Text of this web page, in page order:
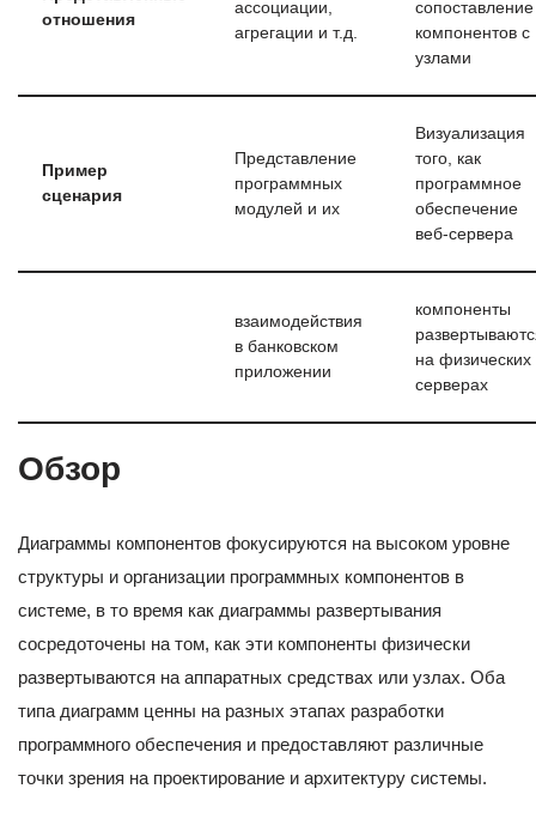
отношения
ассоциации,
агрегации и т.д.
сопоставление
компонентов с
узлами
Пример
сценария
Представление
программных
модулей и их
Визуализация
того, как
программное
обеспечение
веб-сервера
взаимодействия
в банковском
приложении
компоненты
на физических
серверах
Обзор
Диаграммы компонентов фокусируются на высоком уровне
структуры и организации программных компонентов в
системе, в то время как диаграммы развертывания
сосредоточены на том, как эти компоненты физически
развертываются на аппаратных средствах или узлах. Оба
типа диаграмм ценны на разных этапах разработки
программного обеспечения и предоставляют различные
точки зрения на проектирование и архитектуру системы.